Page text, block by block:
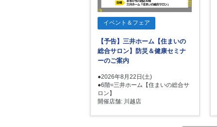
イベント＆フェア
【予告】三井ホーム【住まいの
総合サロン】防災＆健康セミナ
ーのご案内
●2026年8月22日(土)
●6階=三井ホーム【住まいの総合サ
ロン】
開催店舗: 川越店